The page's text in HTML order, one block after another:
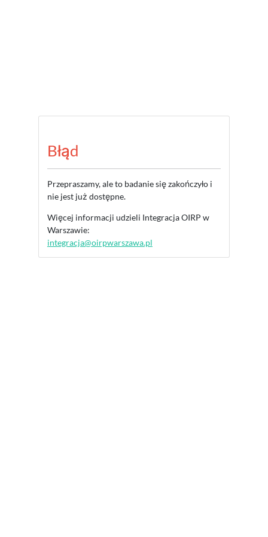
Błąd
Przepraszamy, ale to badanie się zakończyło i
nie jest już dostępne.
Więcej informacji udzieli Integracja OIRP w
Warszawie:
integracja@oirpwarszawa.pl